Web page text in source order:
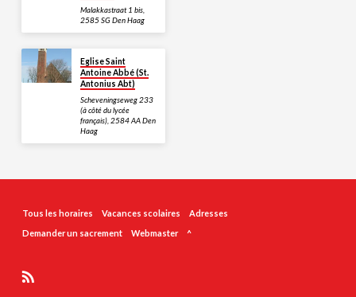
Malakkastraat 1 bis,
2585 SG Den Haag
Eglise Saint
Antoine Abbé (St.
Antonius Abt)
Scheveningseweg 233
(à côté du lycée
français), 2584 AA Den
Haag
Tous les horaires Vacances scolaires
Adresses
Demander un sacrement
Webmaster ^